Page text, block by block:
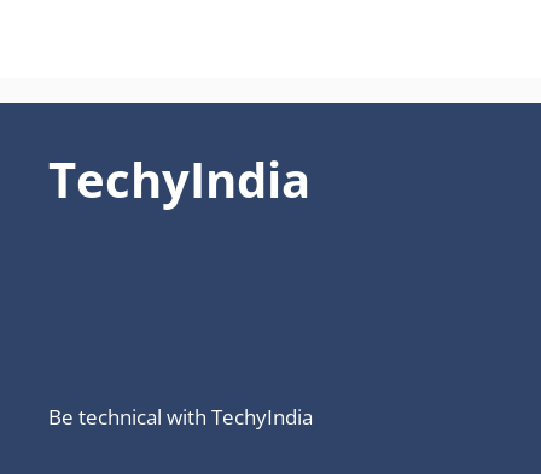
TechyIndia
Be technical with TechyIndia